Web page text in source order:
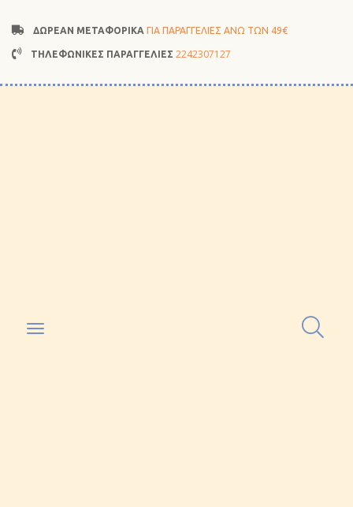
ΔΩΡΕΑΝ ΜΕΤΑΦΟΡΙΚΑ ΓΙΑ ΠΑΡΑΓΓΕΛΙΕΣ ΑΝΩ ΤΩΝ 49€
ΤΗΛΕΦΩΝΙΚΕΣ ΠΑΡΑΓΓΕΛΙΕΣ 2242307127
Toggle